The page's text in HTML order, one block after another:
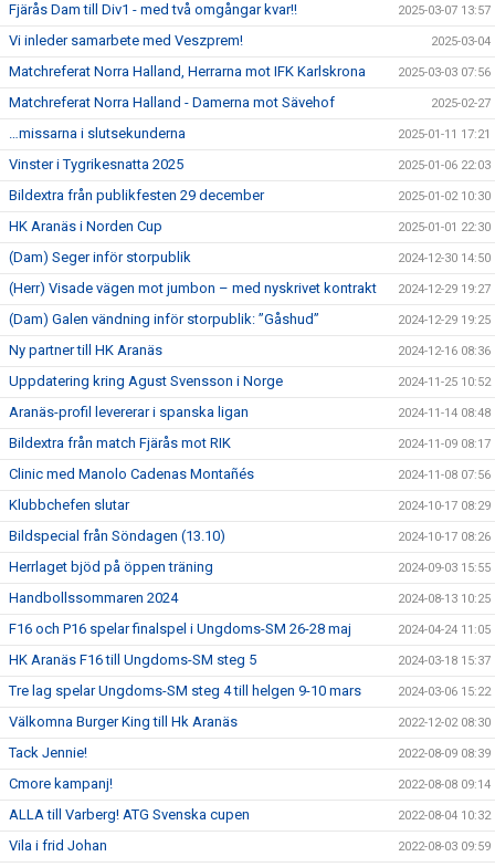
Fjärås Dam till Div1 - med två omgångar kvar!! 2025-03-07 13:57
Vi inleder samarbete med Veszprem! 2025-03-04
Matchreferat Norra Halland, Herrarna mot IFK Karlskrona 2025-03-03 07:56
Matchreferat Norra Halland - Damerna mot Sävehof 2025-02-27
…missarna i slutsekunderna 2025-01-11 17:21
Vinster i Tygrikesnatta 2025 2025-01-06 22:03
Bildextra från publikfesten 29 december 2025-01-02 10:30
HK Aranäs i Norden Cup 2025-01-01 22:30
(Dam) Seger inför storpublik 2024-12-30 14:50
(Herr) Visade vägen mot jumbon – med nyskrivet kontrakt 2024-12-29 19:27
(Dam) Galen vändning inför storpublik: ”Gåshud” 2024-12-29 19:25
Ny partner till HK Aranäs 2024-12-16 08:36
Uppdatering kring Agust Svensson i Norge 2024-11-25 10:52
Aranäs-profil levererar i spanska ligan 2024-11-14 08:48
Bildextra från match Fjärås mot RIK 2024-11-09 08:17
Clinic med Manolo Cadenas Montañés 2024-11-08 07:56
Klubbchefen slutar 2024-10-17 08:29
Bildspecial från Söndagen (13.10) 2024-10-17 08:26
Herrlaget bjöd på öppen träning 2024-09-03 15:55
Handbollssommaren 2024 2024-08-13 10:25
F16 och P16 spelar finalspel i Ungdoms-SM 26-28 maj 2024-04-24 11:05
HK Aranäs F16 till Ungdoms-SM steg 5 2024-03-18 15:37
Tre lag spelar Ungdoms-SM steg 4 till helgen 9-10 mars 2024-03-06 15:22
Välkomna Burger King till Hk Aranäs 2022-12-02 08:30
Tack Jennie! 2022-08-09 08:39
Cmore kampanj! 2022-08-08 09:14
ALLA till Varberg! ATG Svenska cupen 2022-08-04 10:32
Vila i frid Johan 2022-08-03 09:59